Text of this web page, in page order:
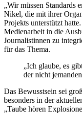
„Wir müssen Standards
Nikel, die mit ihrer
Projekts unterstützt
Medienarbeit in die
Journalistinnen zu
für das Thema.
„Ich glaube, es
der nicht
Das Bewusstsein sei
besonders in der
„Taube hören